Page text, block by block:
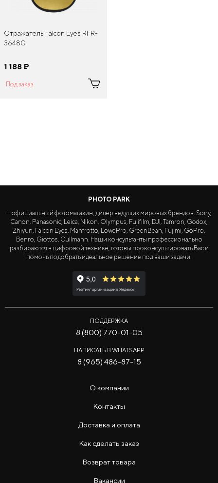
Отражатель Falcon Eyes RFR-
3648G
1 188 ¤
Под заказ
PHOTO PARK
— официальный фотомагазин, дилер ведущих мировых брендов: Sony,
Canon, Panasonic, Leica, Nikon, Olympus, Fujifilm, DJI, Tamron, Godox,
Zhiyun, Falcon Eyes, Manfrotto, LowePro, GreenBean, Fujimi, GoPro,
Benro, Giottos, Cullmann. Наши консультанты профессионально
разбираются в цифровой технике, готовы проконсультировать Вас и
помочь подобрать идеальное решение под ваши задачи.
ПОДДЕРЖКА
8 (800) 770-01-05
НАПИСАТЬ В WHATSAPP
8 (965) 486-87-15
О компании
Контакты
Доставка и оплата
Как сделать заказ
Возврат товара
Вакансии